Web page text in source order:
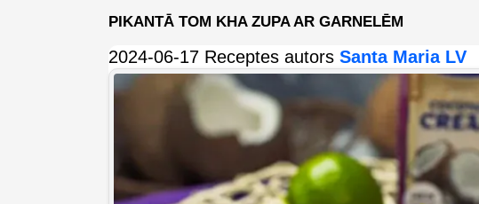
PIKANTĀ TOM KHA ZUPA AR GARNELĒM
2024-06-17 Receptes autors Santa Maria LV